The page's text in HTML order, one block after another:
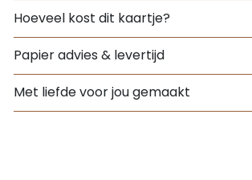
Hoeveel kost dit kaartje?
Papier advies & levertijd
Met liefde voor jou gemaakt